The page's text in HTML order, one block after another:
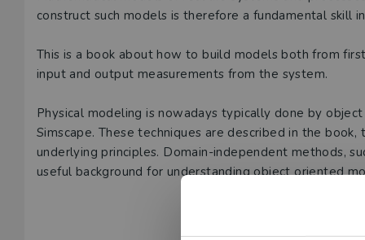
construct such models is therefore a fundamental skill
This is a book about how to build models both from
input and output measurements from the system.
Physical modeling is nowadays typically done by
Simscape. These techniques are described in the
underlying principles. Domain-independent methods,
useful background for understanding object oriented